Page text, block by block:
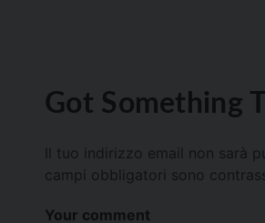
Got Something
Il tuo indirizzo email non sarà
campi obbligatori sono
Your comment